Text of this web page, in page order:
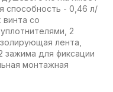
способность - 0,46 л/
со
2
лента,
зажима для фиксации
монтажная